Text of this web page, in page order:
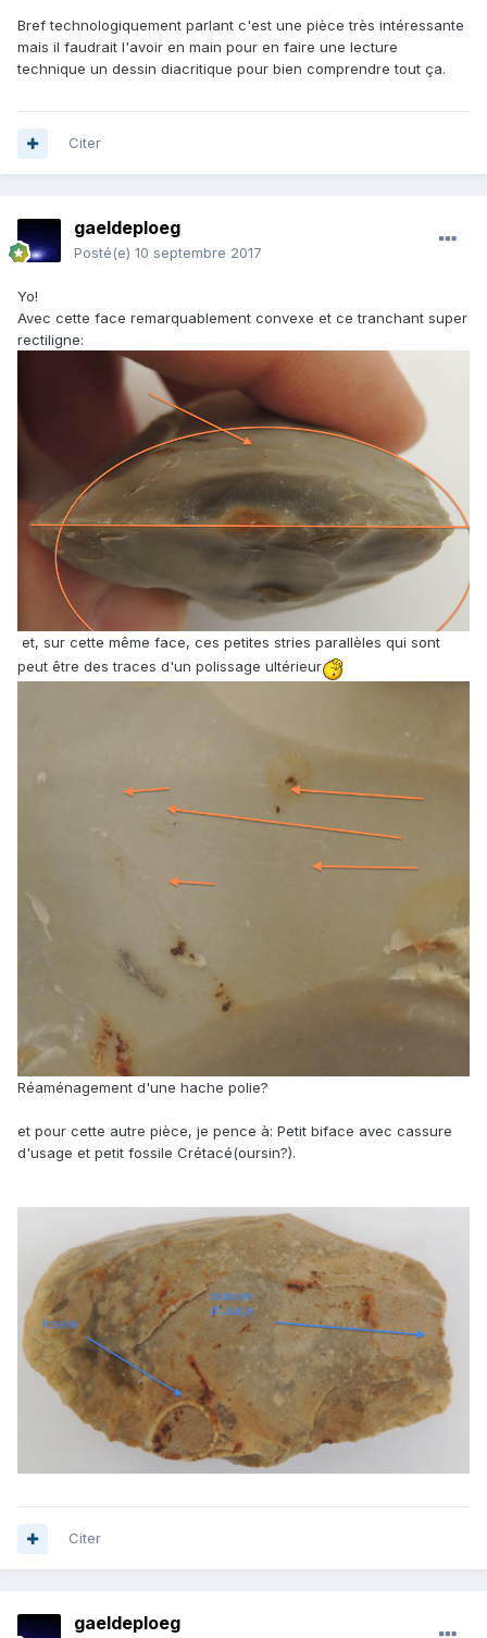
Bref technologiquement parlant c'est une pièce très intéressante
mais il faudrait l'avoir en main pour en faire une lecture
technique un dessin diacritique pour bien comprendre tout ça.
Citer
gaeldeploeg
Posté(e) 10 septembre 2017
Yo!
Avec cette face remarquablement convexe et ce tranchant super
rectiligne:
et, sur cette même face, ces petites stries parallèles qui sont
peut être des traces d'un polissage ultérieur
Réaménagement d'une hache polie?
et pour cette autre pièce, je pence à: Petit biface avec cassure
d'usage et petit fossile Crétacé(oursin?).
Citer
gaeldeploeg